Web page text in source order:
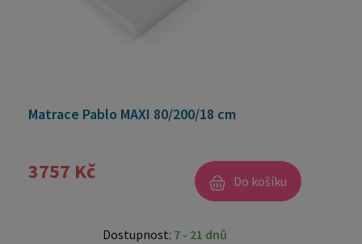
Matrace Pablo MAXI 80/200/18 cm
3757 Kč Do košíku
Dostupnost: 7 - 21 dnů